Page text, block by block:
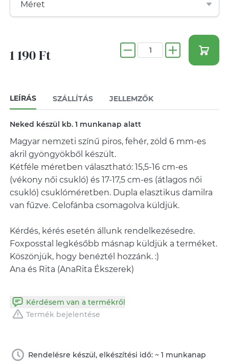
1 190 Ft
LEÍRÁS SZÁLLÍTÁS JELLEMZŐK
Neked készül kb. 1 munkanap alatt
Magyar nemzeti színű piros, fehér, zöld 6 mm-es
akril gyöngyökből készült.
Kétféle méretben választható: 15,5-16 cm-es
(vékony női csukló) és 17-17,5 cm-es (átlagos női
csukló) csuklóméretben. Dupla elasztikus damilra
van fűzve. Celofánba csomagolva küldjük.
Kérdés, kérés esetén állunk rendelkezésedre.
Foxposstal legkésőbb másnap küldjük a terméket.
Köszönjük, hogy benéztél hozzánk. :)
Ana és Rita (AnaRita Ékszerek)
Kérdésem van a termékről
Termék bejelentése
Rendelésre készül, elkészítési idő: ~ 1 munkanap